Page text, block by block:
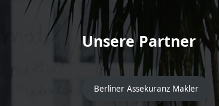
Unsere Partner
Berliner Assekuranz Makler